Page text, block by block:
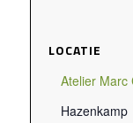
LOCATIE
Atelier Marc
Hazenkamp